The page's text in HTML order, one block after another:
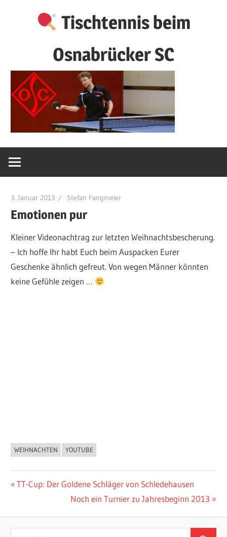
Tischtennis beim
Osnabrücker SC
3. Januar 2013 Stefan Fangmeier
Emotionen pur
Kleiner Videonachtrag zur letzten Weihnachtsbescherung.
– Ich hoffe Ihr habt Euch beim Auspacken Eurer
Geschenke ähnlich gefreut. Von wegen Männer könnten
keine Gefühle zeigen …
ALLGEMEIN
WEIHNACHTEN YOUTUBE
Beitragsnavigation
Vorheriger
TT-Cup: Der Goldene Schläger von Schledehausen
Nächster
Noch ein Turnier zu Jahresbeginn 2013